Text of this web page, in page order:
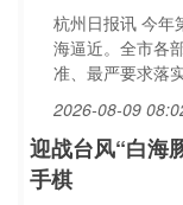
杭州日报讯 今年
海逼近。全市各
准、最严要求落
2026-08-09
迎战台风“白海
手棋